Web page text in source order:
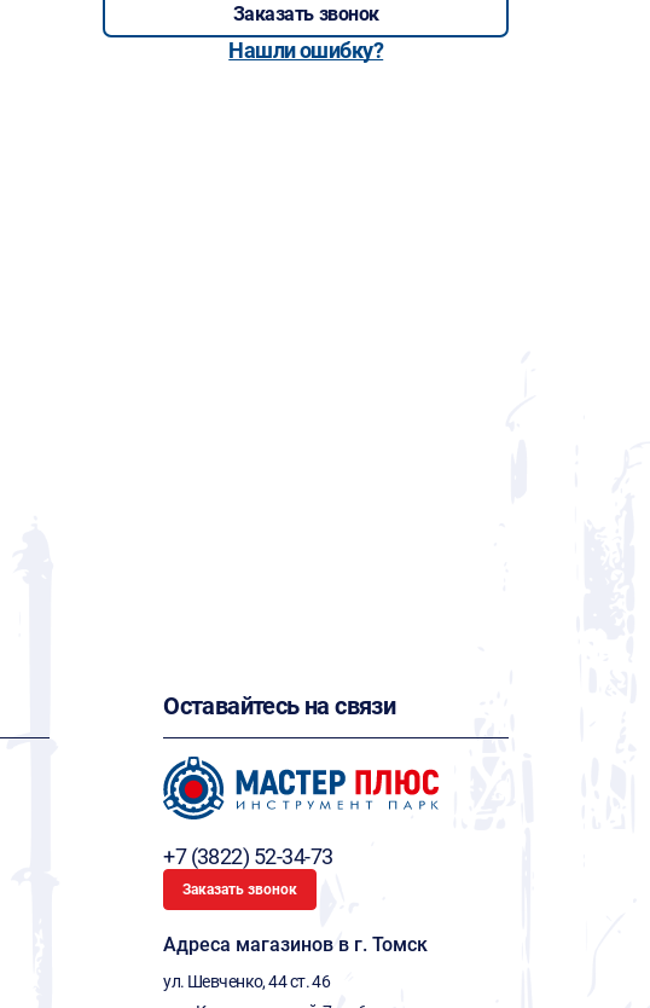
Заказать звонок
Нашли ошибку?
Оставайтесь на связи
+7 (3822) 52-34-73
Заказать звонок
Адреса магазинов в г. Томск
ул. Шевченко, 44 ст. 46